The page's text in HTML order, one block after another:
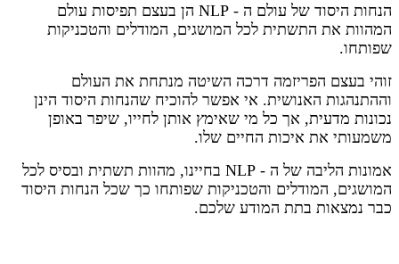
הנחות היסוד של עולם ה - NLP הן בעצם תפיסות עולם
המהוות את התשתית לכל המושגים, המודלים והטכניקות
שפותחו.
זוהי בעצם הפריזמה דרכה השיטה מנתחת את העולם
וההתנהגות האנושית. אי אפשר להוכיח שהנחות היסוד הינן
נכונות מדעית, אך כל מי שאימץ אותן לחייו, שיפר באופן
משמעותי את איכות החיים שלו.
אמונות הליבה של ה - NLP בחיינו, מהוות תשתית ובסיס לכל
המושגים, המודלים והטכניקות שפותחו כך שכל הנחות היסוד
כבר נמצאות בתת המודע שלכם.